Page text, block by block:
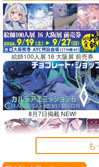
絵師100人展 16 大阪展 前売券
8月7日掲載 NEW!
も